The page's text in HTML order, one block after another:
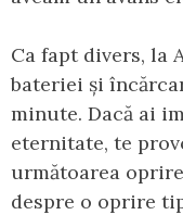
Ca fapt divers, la
bateriei și
minute. Dacă ai
eternitate, te
următoarea
despre o oprire